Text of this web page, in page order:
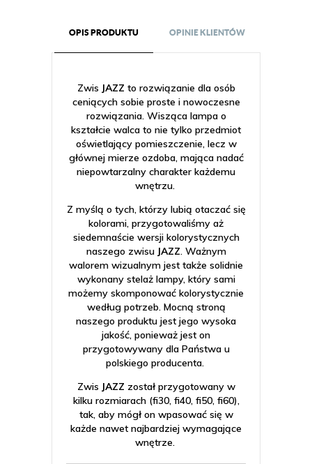
OPIS PRODUKTU OPINIE KLIENTÓW
Zwis JAZZ to rozwiązanie dla osób
ceniących sobie proste i nowoczesne
rozwiązania. Wisząca lampa o
kształcie walca to nie tylko przedmiot
oświetlający pomieszczenie, lecz w
głównej mierze ozdoba, mająca nadać
niepowtarzalny charakter każdemu
wnętrzu.
Z myślą o tych, którzy lubią otaczać się
kolorami, przygotowaliśmy aż
siedemnaście wersji kolorystycznych
naszego zwisu JAZZ. Ważnym
walorem wizualnym jest także solidnie
wykonany stelaż lampy, który sami
możemy skomponować kolorystycznie
według potrzeb. Mocną stroną
naszego produktu jest jego wysoka
jakość, ponieważ jest on
przygotowywany dla Państwa u
polskiego producenta.
Zwis JAZZ został przygotowany w
kilku rozmiarach (fi30, fi40, fi50, fi60),
tak, aby mógł on wpasować się w
każde nawet najbardziej wymagające
wnętrze.